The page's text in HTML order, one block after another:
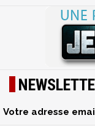
Votre adresse